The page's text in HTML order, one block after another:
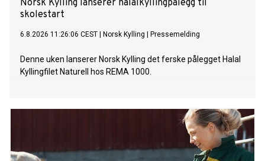
Norsk Kylling lanserer halalkyllingpålegg til
skolestart
6.8.2026 11:26:06 CEST Norsk Kylling Pressemelding
Denne uken lanserer Norsk Kylling det ferske pålegget Halal
Kyllingfilet Naturell hos REMA 1000.